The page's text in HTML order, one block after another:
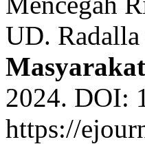
UD.
2024. DOI:
https://